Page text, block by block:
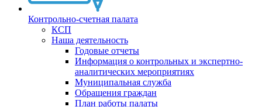
Контрольно-счетная палата
КСП
Наша деятельность
Годовые отчеты
Информация о контрольных и экспертно-
аналитических мероприятиях
Муниципальная служба
Обращения граждан
План работы палаты